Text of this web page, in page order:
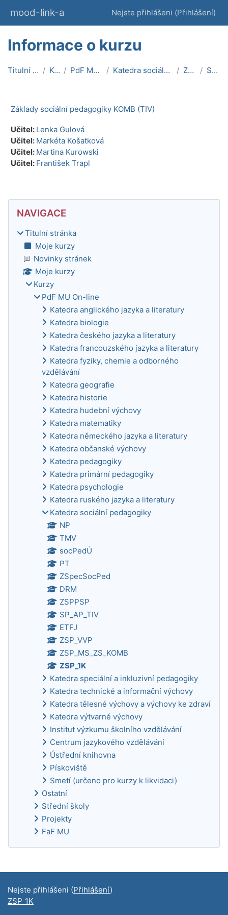
mood-link-a Nejste přihlášeni (Přihlášení)
Informace o kurzu
Titulní stránka Kurzy PdF MU On-line Katedra sociální pedagogiky ZSP_1K Souhrn
Základy sociální pedagogiky KOMB (TIV)
Učitel: Lenka Gulová
Učitel: Markéta Košatková
Učitel: Martina Kurowski
Učitel: František Trapl
Bloky
NAVIGACE
Titulní stránka
Moje kurzy
Novinky stránek
Moje kurzy
Kurzy
PdF MU On-line
Katedra anglického jazyka a literatury
Katedra biologie
Katedra českého jazyka a literatury
Katedra francouzského jazyka a literatury
Katedra fyziky, chemie a odborného
vzdělávání
Katedra geografie
Katedra historie
Katedra hudební výchovy
Katedra matematiky
Katedra německého jazyka a literatury
Katedra občanské výchovy
Katedra pedagogiky
Katedra primární pedagogiky
Katedra psychologie
Katedra ruského jazyka a literatury
Katedra sociální pedagogiky
NP
TMV
socPedÚ
PT
ZSpecSocPed
DRM
ZSPPSP
SP_AP_TIV
ETFJ
ZSP_VVP
ZSP_MS_ZS_KOMB
ZSP_1K
Katedra speciální a inkluzivní pedagogiky
Katedra technické a informační výchovy
Katedra tělesné výchovy a výchovy ke zdraví
Katedra výtvarné výchovy
Institut výzkumu školního vzdělávání
Centrum jazykového vzdělávání
Ústřední knihovna
Pískoviště
Smetí (určeno pro kurzy k likvidaci)
Ostatní
Střední školy
Projekty
FaF MU
Doplňkové bloky
Nejste přihlášeni (Přihlášení)
ZSP_1K